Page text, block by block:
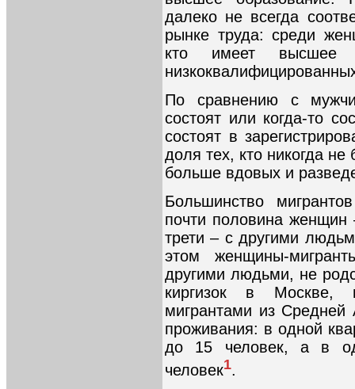
далеко не всегда
рынке труда: среди
кто имеет высшее
По сравнению с
состоят или когда-то
состоят в
доля тех, кто никогда
больше вдовых и
Большинство
почти половина женщин
трети – с другими
этом женщины-
другими людьми, не
киргизок в Москве,
мигрантами из Средней
проживания: в одной
до 15 человек, а в
человек1.